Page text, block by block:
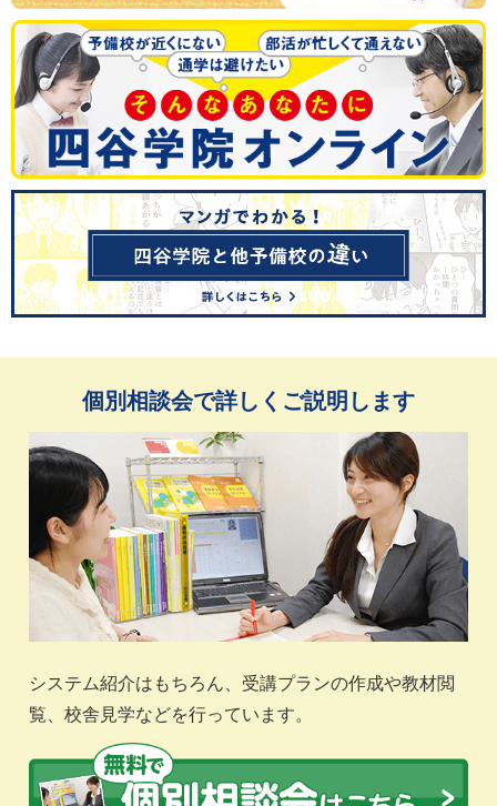
個別相談会で詳しくご説明します
システム紹介はもちろん、受講プランの作成や教材閲
覧、校舎見学などを行っています。